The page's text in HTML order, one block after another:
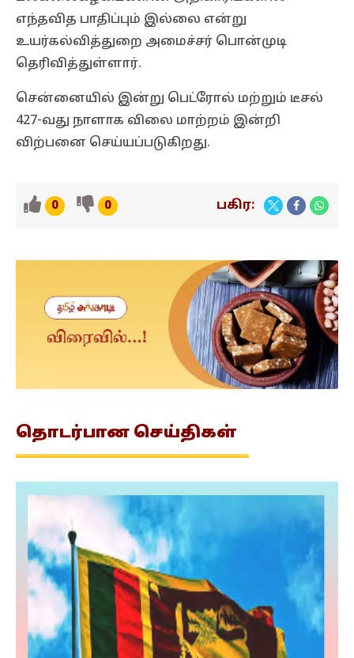
எந்தவித பாதிப்பும் இல்லை என்று
உயர்கல்வித்துறை அமைச்சர் பொன்முடி
தெரிவித்துள்ளார்.
சென்னையில் இன்று பெட்ரோல் மற்றும் டீசல்
427-வது நாளாக விலை மாற்றம் இன்றி
விற்பனை செய்யப்படுகிறது.
0 0 பகிர:
தொடர்பான செய்திகள்